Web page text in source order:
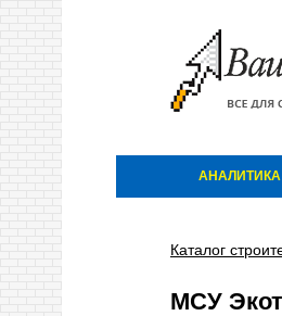
АНАЛИТИКА
Каталог
МСУ